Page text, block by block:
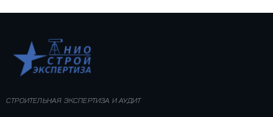
СТРОИТЕЛЬНАЯ ЭКСПЕРТИЗА И АУДИТ